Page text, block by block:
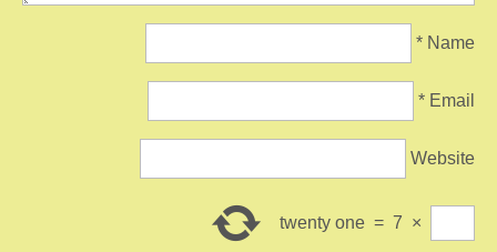
Name
*
Email
*
Website
×
7
=
twenty one